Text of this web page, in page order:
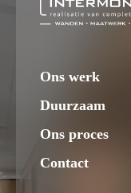
Ons werk
Duurzaam
Ons proces
Contact